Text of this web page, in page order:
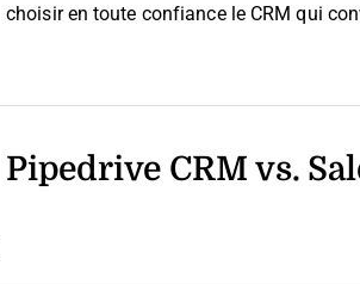
choisir en toute confiance le CRM qui
Pipedrive CRM vs.